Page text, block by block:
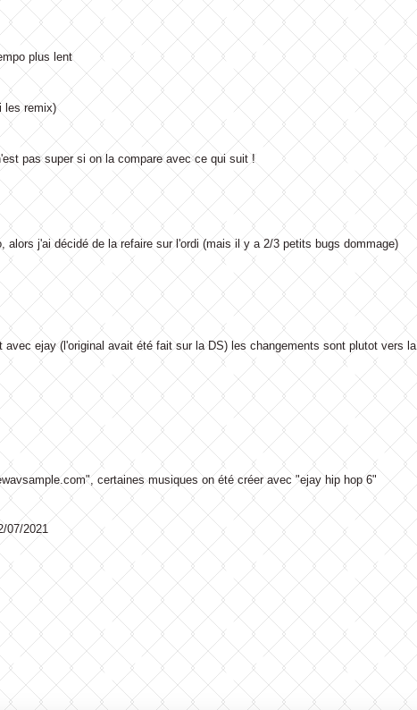
plus lent
les remix)
pas super si on la compare avec ce qui suit !
alors j'ai décidé de la refaire sur l'ordi (mais il y a 2/3 petits bugs dommage)
avec ejay (l'original avait été fait sur la DS) les changements sont plutot vers la
certaines musiques on été créer avec "ejay hip hop 6"
07/2021